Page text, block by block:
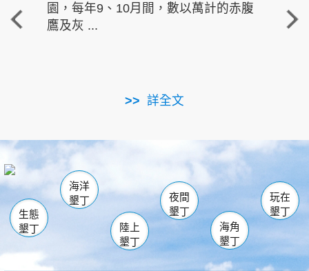
園，每年9、10月間，數以萬計的赤腹
鷹及灰 ...
詳全文
重
走進
南仁湖
海生館
恆春 佳樂水
龍鑾潭自然中心 森林遊樂區
瓊麻館
關山 墾管處遊客中心
社頂公園 風吹沙
船帆石
白砂 龍磐公園
香蕉灣
砂島
鵝鑾鼻
生態
墾丁
海洋
墾丁
陸上
墾丁
夜間
墾丁
海角
墾丁
玩在
墾丁